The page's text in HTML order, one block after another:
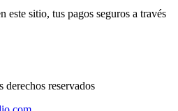
este sitio, tus pagos seguros a través
reservados